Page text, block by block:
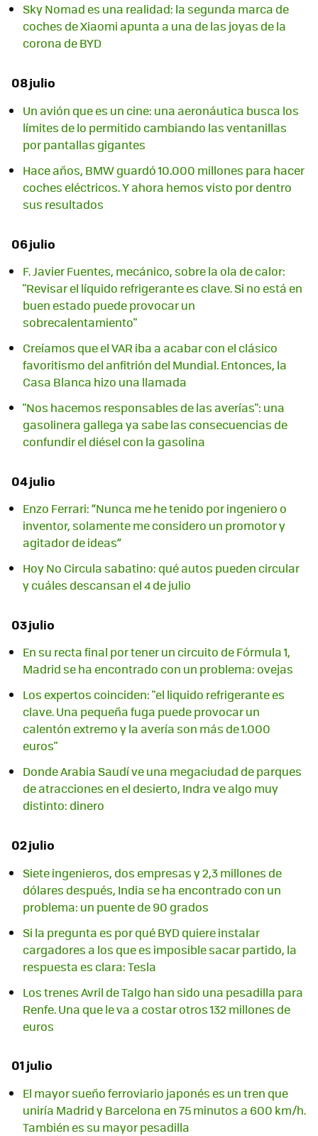
Sky Nomad es una realidad: la segunda marca de
coches de Xiaomi apunta a una de las joyas de la
corona de BYD
08 julio
Un avión que es un cine: una aeronáutica busca los
límites de lo permitido cambiando las ventanillas
por pantallas gigantes
Hace años, BMW guardó 10.000 millones para hacer
coches eléctricos. Y ahora hemos visto por dentro
sus resultados
06 julio
F. Javier Fuentes, mecánico, sobre la ola de calor:
"Revisar el líquido refrigerante es clave. Si no está en
buen estado puede provocar un
sobrecalentamiento"
Creíamos que el VAR iba a acabar con el clásico
favoritismo del anfitrión del Mundial. Entonces, la
Casa Blanca hizo una llamada
"Nos hacemos responsables de las averías": una
gasolinera gallega ya sabe las consecuencias de
confundir el diésel con la gasolina
04 julio
Enzo Ferrari: “Nunca me he tenido por ingeniero o
inventor, solamente me considero un promotor y
agitador de ideas”
Hoy No Circula sabatino: qué autos pueden circular
y cuáles descansan el 4 de julio
03 julio
En su recta final por tener un circuito de Fórmula 1,
Madrid se ha encontrado con un problema: ovejas
Los expertos coinciden: "el liquido refrigerante es
clave. Una pequeña fuga puede provocar un
calentón extremo y la avería son más de 1.000
euros"
Donde Arabia Saudí ve una megaciudad de parques
de atracciones en el desierto, Indra ve algo muy
distinto: dinero
02 julio
Siete ingenieros, dos empresas y 2,3 millones de
dólares después, India se ha encontrado con un
problema: un puente de 90 grados
Si la pregunta es por qué BYD quiere instalar
cargadores a los que es imposible sacar partido, la
respuesta es clara: Tesla
Los trenes Avril de Talgo han sido una pesadilla para
Renfe. Una que le va a costar otros 132 millones de
euros
01 julio
El mayor sueño ferroviario japonés es un tren que
uniría Madrid y Barcelona en 75 minutos a 600 km/h.
También es su mayor pesadilla